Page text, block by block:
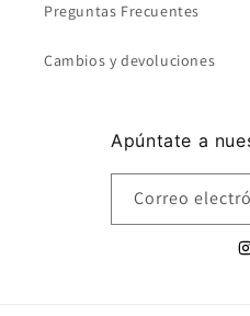
Preguntas Frecuentes
Cambios y devoluciones
Apúntate a
Correo